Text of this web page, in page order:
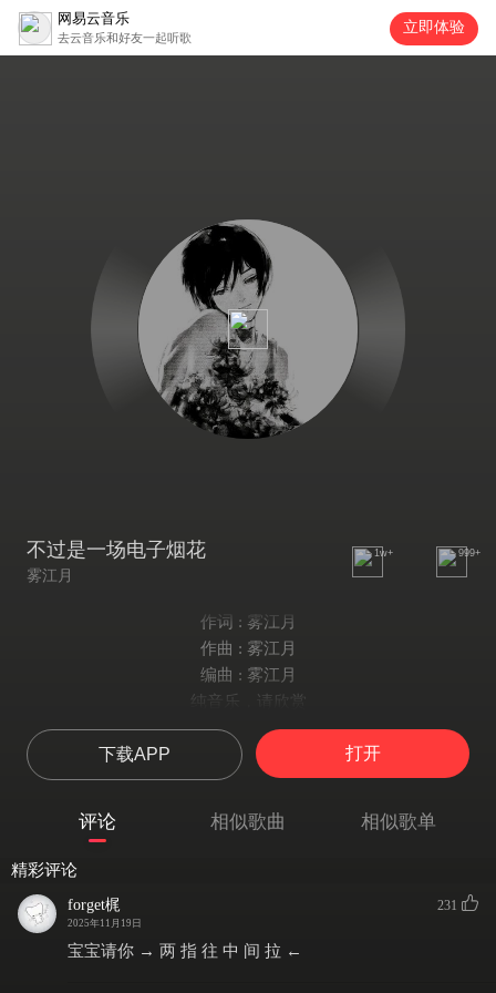
网易云音乐
去云音乐和好友一起听歌
立即体验
不过是一场电子烟花
雾江月
1w+ 999+
作词 : 雾江月
作曲 : 雾江月
编曲 : 雾江月
纯音乐，请欣赏
下载APP 打开
评论 相似歌曲 相似歌单
精彩评论
forget梶
2025年11月19日
231
宝宝请你 → 两 指 往 中 间 拉 ←